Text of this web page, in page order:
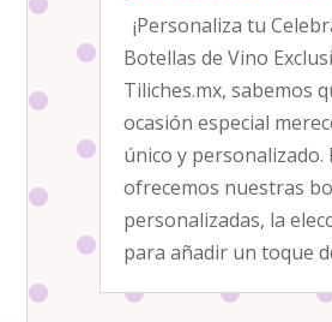
¡Personaliza tu
Botellas de Vino
Tiliches.mx, sabemos
ocasión especial
único y personalizado.
ofrecemos nuestras
personalizadas, la
para añadir un toque